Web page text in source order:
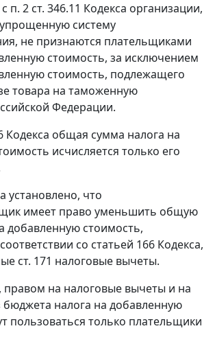
п. 2 ст. 346.11 Кодекса организации,
систему
не признаются плательщиками
стоимость, за исключением
стоимость, подлежащего
товара на таможенную
Федерации.
Кодекса общая сумма налога на
исчисляется только его
установлено, что
имеет право уменьшить общую
добавленную стоимость,
со статьей 166 Кодекса,
ст. 171 налоговые вычеты.
на налоговые вычеты и на
налога на добавленную
пользоваться только плательщики